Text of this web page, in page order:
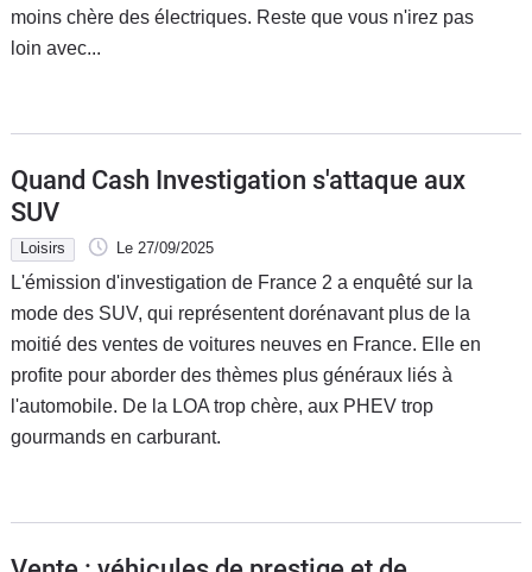
moins chère des électriques. Reste que vous n'irez pas
loin avec...
Quand Cash Investigation s'attaque aux
SUV
Loisirs Le 27/09/2025
L'émission d'investigation de France 2 a enquêté sur la
mode des SUV, qui représentent dorénavant plus de la
moitié des ventes de voitures neuves en France. Elle en
profite pour aborder des thèmes plus généraux liés à
l'automobile. De la LOA trop chère, aux PHEV trop
gourmands en carburant.